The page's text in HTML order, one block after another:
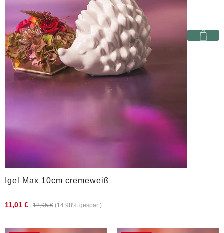
Igel Max 10cm cremeweiß
11,01 € 12,95 € (14.98% gespart)